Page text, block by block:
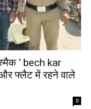
‘ bech kar
और फ्लैट में रहने वाले
0